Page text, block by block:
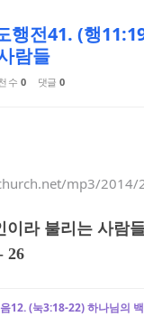
행전41. (행
람들
수 0 댓글 0
mp3/2014/
이라 불리는 사람
26
12. (눅3:18-22) 하나님의